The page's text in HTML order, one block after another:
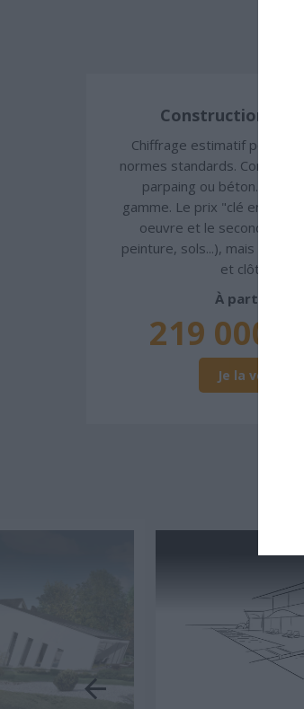
Construction
Chiffrage estimatif pour :
normes standards.
parpaing ou béton.
gamme. Le prix "clé en main"
oeuvre et le second
peinture, sols...), mais exclut
et clôture.
À partir de
219 000€
Je la veux !